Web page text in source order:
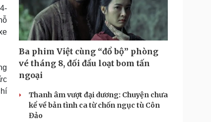
Ba phim Việt cùng “đổ bộ” phòng
vé tháng 8, đối đầu loạt bom tấn
ngoại
Thanh âm vượt đại dương: Chuyện chưa
kể về bản tình ca từ chốn ngục tù Côn
Đảo